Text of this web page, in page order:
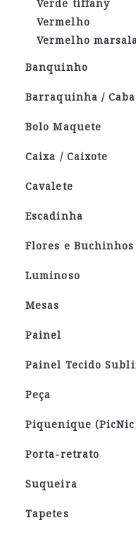
Verde tiffany
Vermelho
Vermelho
Banquinho
Barraquinha /
Bolo Maquete
Caixa / Caixote
Cavalete
Escadinha
Flores e Buchinhos
Luminoso
Mesas
Painel
Painel Tecido
Peça
Piquenique
Porta-retrato
Suqueira
Tapetes